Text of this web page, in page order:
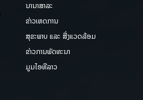
ນານາສາລະ
ຂ່າວເຫດການ
ສຸຂະພາບ ແລະ ສີ່ງແວດລ້ອມ
ຂ່າວການພັດທະນາ
ມູມໄອທີລາວ